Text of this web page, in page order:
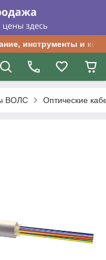
инструменты и
ВОЛС Оптические